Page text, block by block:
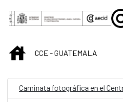
Saltar al contenido principal
INICIOCCE - GUATEMALA
Caminata fotográfica en el